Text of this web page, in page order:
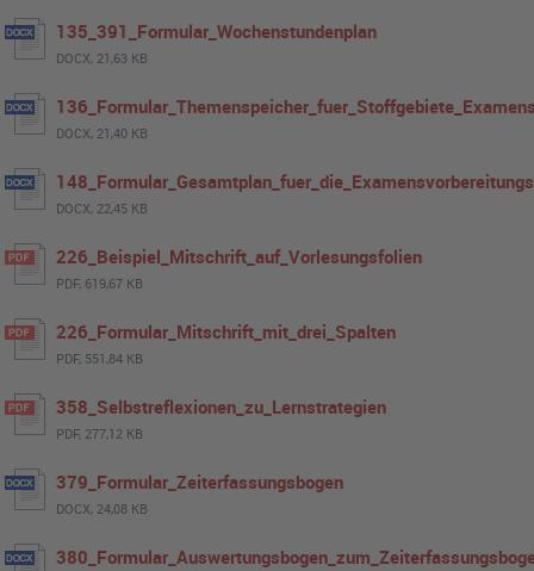
135_391_Formular_Wochenstundenplan
DOCX, 21,63 KB
DOCX, 21,40 KB
DOCX, 22,45 KB
226_Beispiel_Mitschrift_auf_Vorlesungsfolien
PDF, 619,67 KB
226_Formular_Mitschrift_mit_drei_Spalten
PDF, 551,84 KB
358_Selbstreflexionen_zu_Lernstrategien
PDF, 277,12 KB
379_Formular_Zeiterfassungsbogen
DOCX, 24,08 KB